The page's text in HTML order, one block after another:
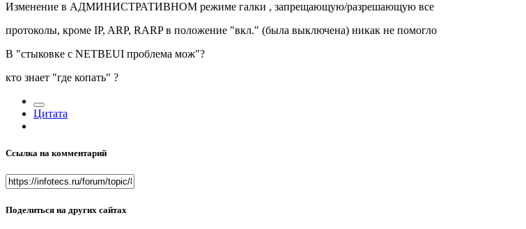
Изменение в АДМИНИСТРАТИВНОМ режиме галки , запрещающую/разрешающую все
протоколы, кроме IP, ARP, RARP в положение "вкл." (была выключена) никак не помогло
В "стыковке с NETBEUI проблема мож"?
кто знает "где копать" ?
Цитата
Ссылка на комментарий
Поделиться на других сайтах